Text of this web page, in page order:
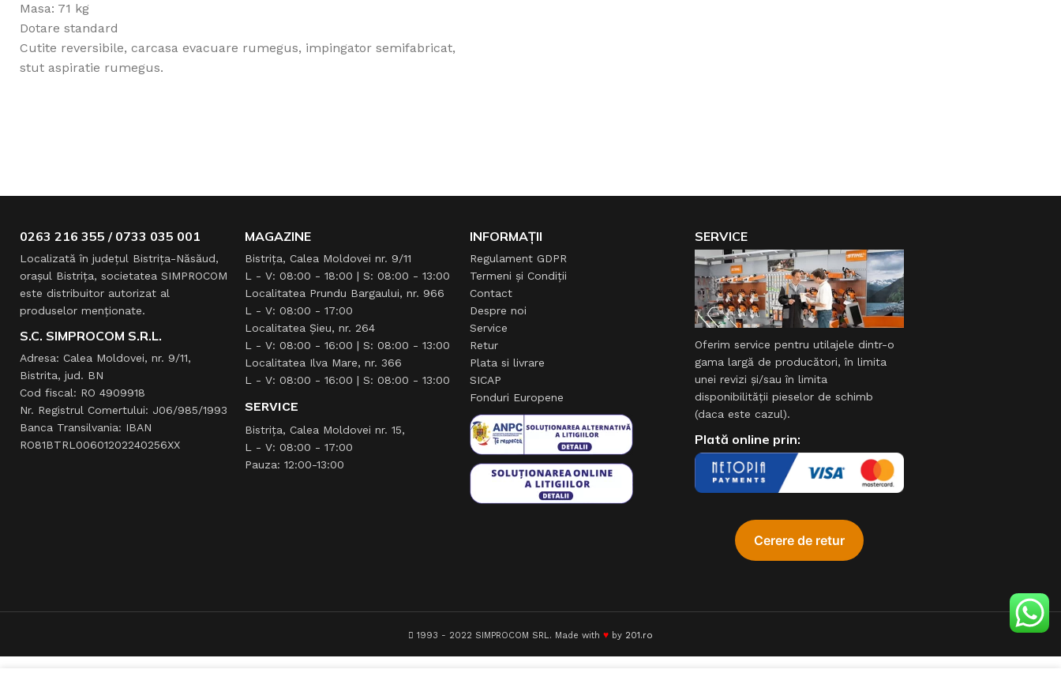
Masa: 71 kg
Dotare standard
Cutite reversibile, carcasa evacuare rumegus, impingator semifabricat,
stut aspiratie rumegus.
0263 216 355 / 0733 035 001
Localizată în judeţul Bistriţa-Năsăud,
oraşul Bistriţa, societatea SIMPROCOM
este distribuitor autorizat al
produselor menţionate.
S.C. SIMPROCOM S.R.L.
Adresa: Calea Moldovei, nr. 9/11,
Bistrita, jud. BN
Cod fiscal: RO 4909918
Nr. Registrul Comertului: J06/985/1993
Banca Transilvania: IBAN
RO81BTRL00601202240256XX
MAGAZINE
Bistrița, Calea Moldovei nr. 9/11
L - V: 08:00 - 18:00 | S: 08:00 - 13:00
Localitatea Prundu Bargaului, nr. 966
L - V: 08:00 - 17:00
Localitatea Şieu, nr. 264
L - V: 08:00 - 16:00 | S: 08:00 - 13:00
Localitatea Ilva Mare, nr. 366
L - V: 08:00 - 16:00 | S: 08:00 - 13:00
SERVICE
Bistrița, Calea Moldovei nr. 15,
L - V: 08:00 - 17:00
Pauza: 12:00-13:00
INFORMAȚII
Regulament GDPR
Termeni și Condiții
Contact
Despre noi
Service
Retur
Plata si livrare
SICAP
Fonduri Europene
SERVICE
Oferim service pentru utilajele dintr-o
gama largă de producători, în limita
unei revizi şi/sau în limita
disponibilităţii pieselor de schimb
(daca este cazul).
Plată online prin:
1993 - 2022 SIMPROCOM SRL. Made with ♥ by 201.ro